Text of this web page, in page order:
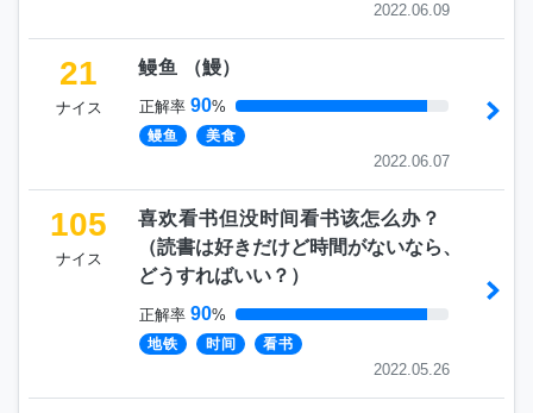
2022.06.09
21
ナイス
鳗鱼 （鰻）
正解率 90%
鳗鱼 美食
2022.06.07
105
ナイス
喜欢看书但没时间看书该怎么办？
（読書は好きだけど時間がないなら、
どうすればいい？ ）
正解率 90%
地铁 时间 看书
2022.05.26